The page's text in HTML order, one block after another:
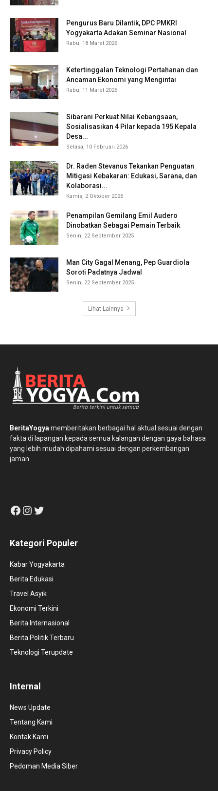
Pengurus Baru Dilantik, DPC PMKRI
Yogyakarta Adakan Seminar Nasional
Rabu, 18 Maret 2026
Ketertinggalan Teknologi Pertahanan dan
Ancaman Ekonomi yang Mengintai
Rabu, 11 Maret 2026
Sibarani Perkuat Nilai Kebangsaan,
Sosialisasikan 4 Pilar kepada 195 Kepala
Desa...
Selasa, 10 Februari 2026
Dr. Raden Stevanus Tekankan Penguatan
Mitigasi Kebakaran: Edukasi, Sarana, dan
Kolaborasi...
Kamis, 2 Oktober 2025
Penampilan Gemilang Emil Audero
Dinobatkan Sebagai Pemain Terbaik
Senin, 22 September 2025
Man City Gagal Menang, Pep Guardiola
Soroti Padatnya Jadwal
Senin, 22 September 2025
Lihat Lainnya
BeritaYogya memberitakan berbagai hal aktual sesuai dengan
fakta di lapangan kepada semua kalangan dengan gaya bahasa
yang lebih mudah dipahami sesuai dengan perkembangan
jaman.
Facebook
Instagram
Twitter
Kategori Populer
Kabar Yogyakarta
Berita Edukasi
Travel Asyik
Ekonomi Terkini
Berita Internasional
Berita Politik Terbaru
Teknologi Terupdate
Internal
News Update
Tentang Kami
Kontak Kami
Privacy Policy
Pedoman Media Siber